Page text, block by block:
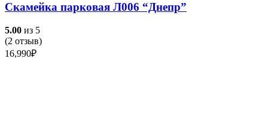
Скамейка парковая Л006 “Днепр”
5.00 из 5
(2 отзыв)
16,990₽